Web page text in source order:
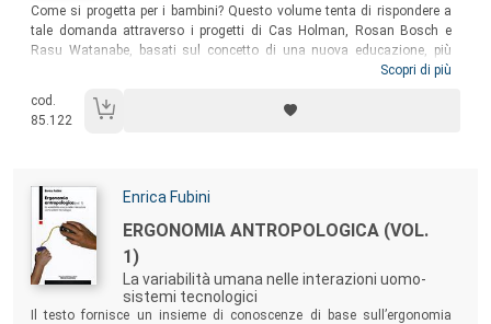
Sommario:
Come si progetta per i bambini? Questo volume tenta di rispondere a
tale domanda attraverso i progetti di Cas Holman, Rosan Bosch e
Rasu Watanabe, basati sul concetto di una nuova educazione, più
libera e autonoma. Un approccio all’argomento in termini globali – date
storiche iconiche, sia in ambito progettuale sia pedagogico. Una
lettura accompagnata da immagini coinvolgenti, destinata a
Scopri di più
cod.
85.122
Autori:
Enrica Fubini
Titolo:
ERGONOMIA ANTROPOLOGICA (VOL.
1)
La variabilità umana nelle interazioni uomo-
sistemi tecnologici
Sommario:
Il testo fornisce un insieme di conoscenze di base sull’ergonomia